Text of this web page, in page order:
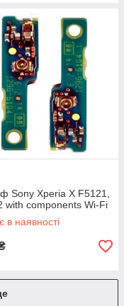
Sony Xperia X F5121,
with components Wi-Fi
в наявності